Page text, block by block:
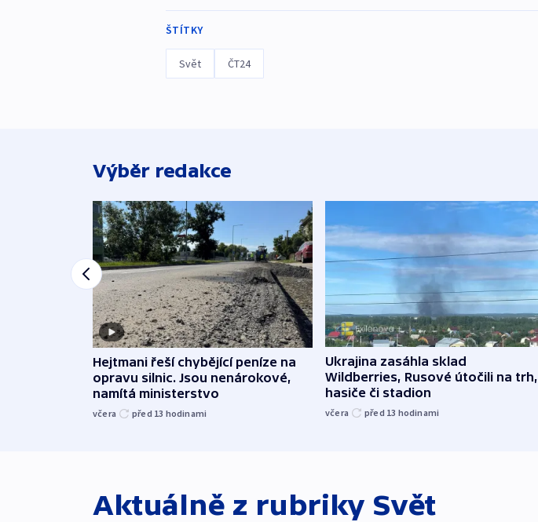
ŠTÍTKY
Svět ČT24
Výběr redakce
Hejtmani řeší chybějící peníze na
opravu silnic. Jsou nenárokové,
namítá ministerstvo
včera před 13 hodinami
Ukrajina zasáhla sklad
Wildberries, Rusové útočili na trh,
hasiče či stadion
včera před 13 hodinami
Aktuálně z rubriky Svět